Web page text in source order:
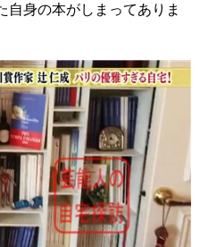
自身の本がしまってありま